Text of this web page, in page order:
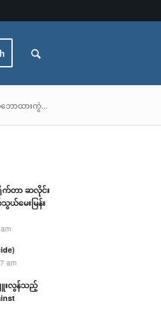
ောထားကွဲ...
ရိုက်တာ ဆလိုင်း
မေးမြန်း
am
ျူးလွန်သည့်